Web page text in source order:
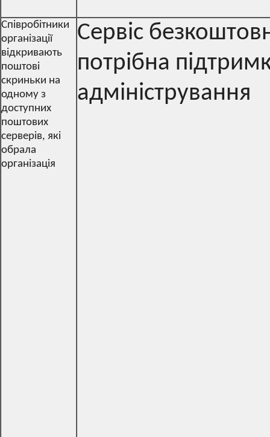
Співробітники
організації
відкривають
поштові
скриньки на
одному з
доступних
поштових
серверів, які
обрала
організація
Сервіс
потрібна
адміністрування